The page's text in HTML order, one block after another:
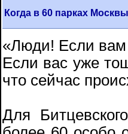
Когда в 60 парках
«Люди! Если вам
Если вас уже
что сейчас
Для